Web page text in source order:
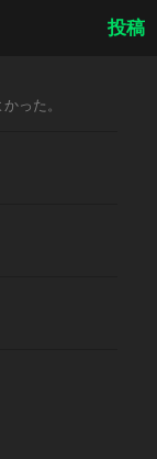
投稿
った。